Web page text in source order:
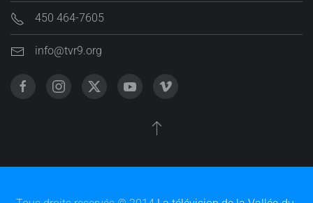
450 464-7605
info@tvr9.org